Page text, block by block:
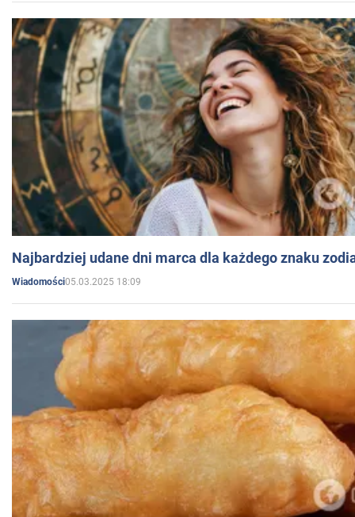
Najbardziej udane dni marca dla każdego znaku
Wiadomości05.03.2025 18:09